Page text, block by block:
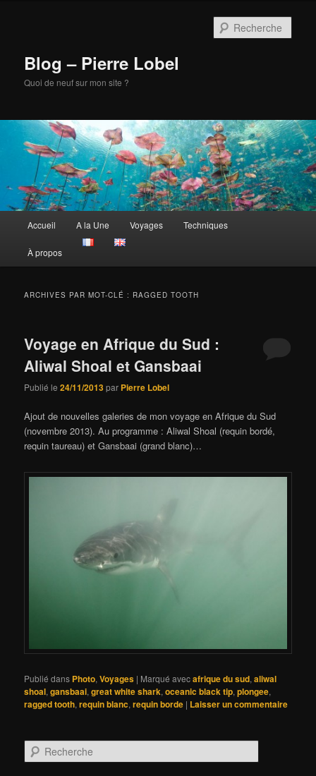
Blog – Pierre Lobel
Quoi de neuf sur mon site ?
principal
Accueil A la Une Voyages Techniques
À propos
ARCHIVES PAR MOT-CLÉ : RAGGED TOOTH
Voyage en Afrique du Sud :
Aliwal Shoal et Gansbaai
Publié le24/11/2013par Pierre Lobel
Ajout de nouvelles galeries de mon voyage en Afrique du Sud
(novembre 2013). Au programme : Aliwal Shoal (requin bordé,
requin taureau) et Gansbaai (grand blanc)…
Publié dans Photo,Voyages | Marqué avecafrique du sud,aliwal
shoal,gansbaai,great white shark,oceanic black tip,plongee,
ragged tooth,requin blanc,requin borde | Laisser un commentaire
e